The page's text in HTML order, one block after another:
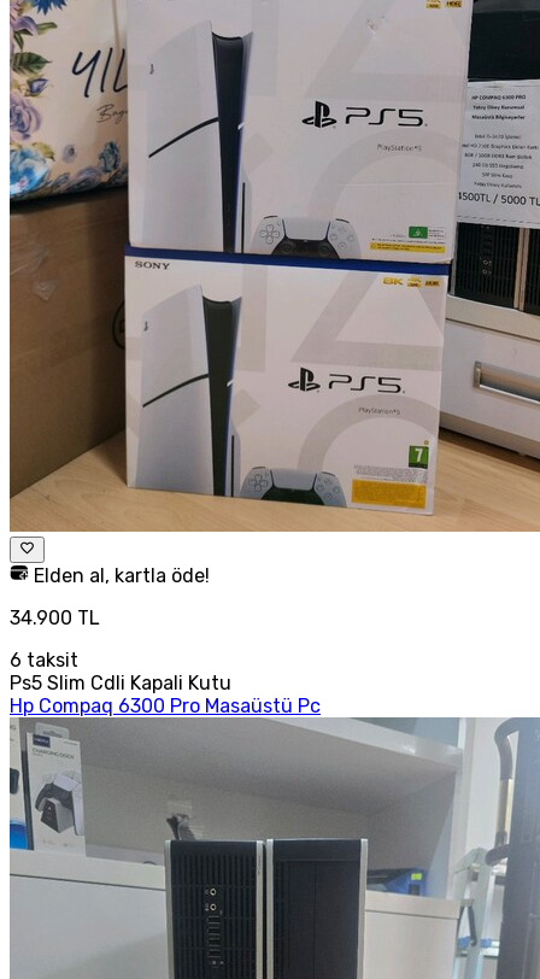
Elden al, kartla öde!
34.900 TL
6 taksit
Ps5 Slim Cdli Kapali Kutu
Hp Compaq 6300 Pro Masaüstü Pc